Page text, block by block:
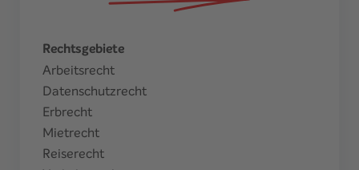
Rechtsgebiete
Arbeitsrecht
Datenschutzrecht
Erbrecht
Mietrecht
Reiserecht